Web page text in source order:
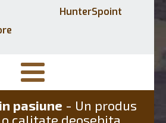
HunterSpoint
pasiune - Un produs
calitate deosebita.